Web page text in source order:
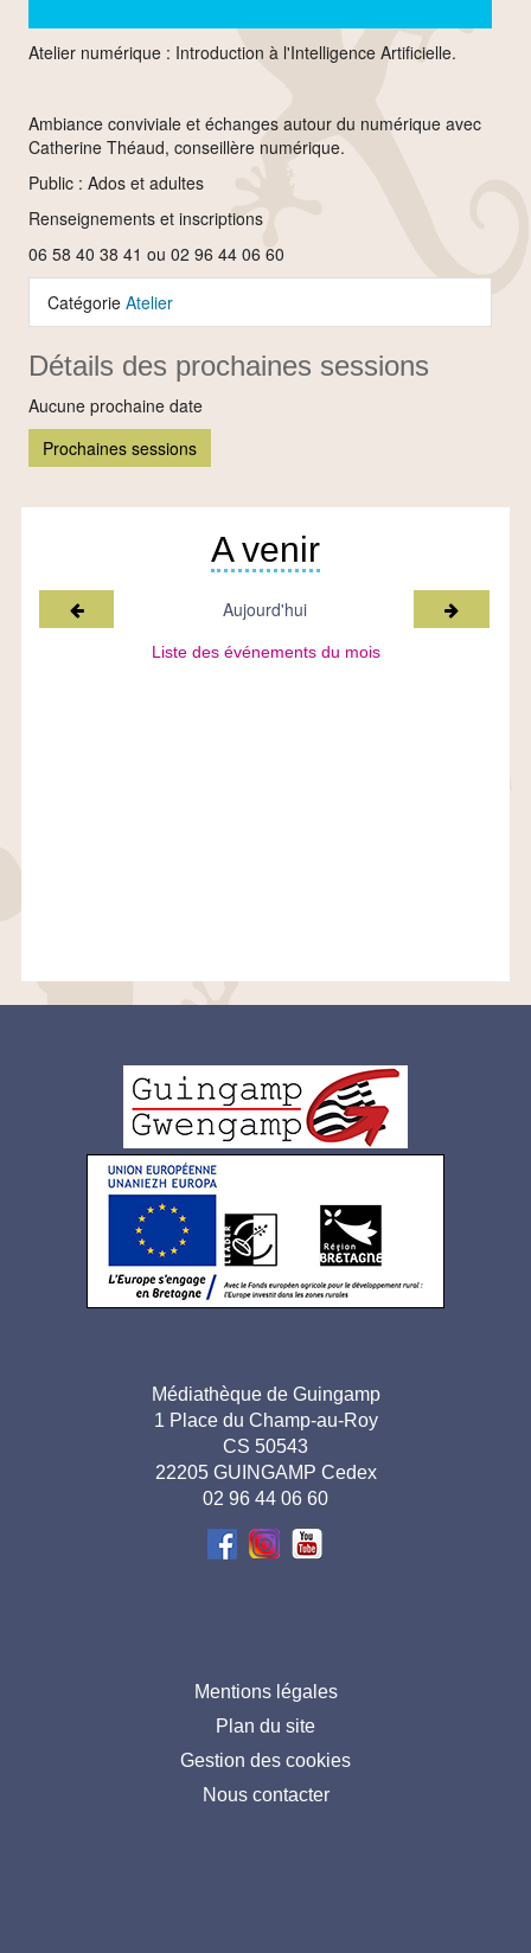
Atelier numérique : Introduction à l'Intelligence Artificielle.
Ambiance conviviale et échanges autour du numérique avec
Catherine Théaud, conseillère numérique.
Public : Ados et adultes
Renseignements et inscriptions
06 58 40 38 41 ou 02 96 44 06 60
Catégorie Atelier
Détails des prochaines sessions
Aucune prochaine date
Prochaines sessions
A venir
Mois précédent Aujourd'hui Mois
Liste des événements du mois
de
page
Adresse
pied de
Médiathèque de Guingamp
1 Place du Champ-au-Roy
CS 50543
22205 GUINGAMP Cedex
02 96 44 06 60
Mentions légales
Plan du site
Gestion des cookies
Nous contacter